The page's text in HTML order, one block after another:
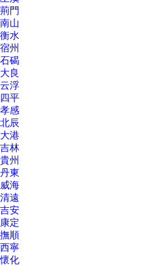
荊門
南山
衡水
宿州
石碣
大良
云浮
四平
孝感
北辰
大港
吉林
貴州
丹東
威海
清遠
吉安
康定
撫順
西寧
懷化